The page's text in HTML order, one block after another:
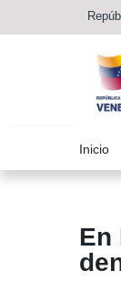
Inicio
En